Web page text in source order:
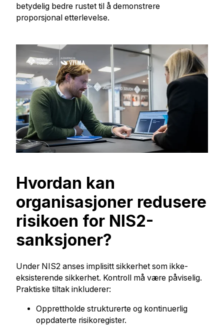
betydelig bedre rustet til å demonstrere
proporsjonal etterlevelse.
Hvordan kan
organisasjoner redusere
risikoen for NIS2-
sanksjoner?
Under NIS2 anses implisitt sikkerhet som ikke-
eksisterende sikkerhet. Kontroll må være påviselig.
Praktiske tiltak inkluderer:
Opprettholde strukturerte og kontinuerlig
oppdaterte risikoregister.